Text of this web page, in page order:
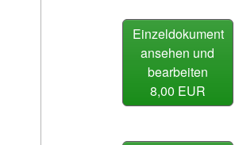
Einzeldokument
ansehen und
bearbeiten
8,00 EUR